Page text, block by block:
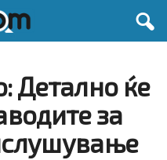
Детално ќе
за